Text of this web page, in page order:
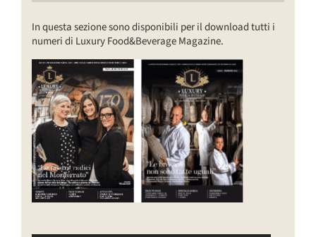
In questa sezione sono disponibili per il download tutti i
numeri di Luxury Food&Beverage Magazine.